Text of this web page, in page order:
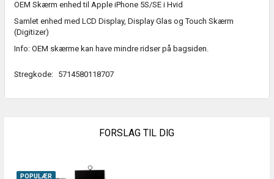
OEM Skærm enhed til Apple iPhone 5S/SE i Hvid
Samlet enhed med LCD Display, Display Glas og Touch Skærm
(Digitizer)
Info: OEM skærme kan have mindre ridser på bagsiden.
Stregkode: 5714580118707
FORSLAG TIL DIG
POPULÆR